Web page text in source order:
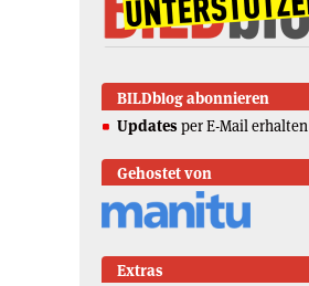
BILDblog abonnieren
Updates per E-Mail erhalten
Gehostet von
Extras